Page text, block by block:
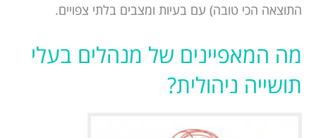
התוצאה הכי טובה) עם בעיות ומצבים בלתי צפויים.
מה המאפיינים של מנהלים בעלי
תושייה ניהולית?